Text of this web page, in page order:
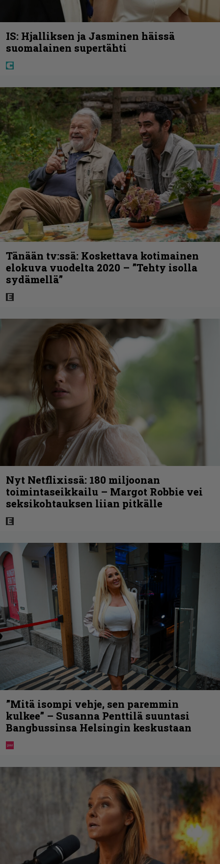
IS: Hjalliksen ja Jasminen häissä
suomalainen supertähti
Tänään tv:ssä: Koskettava kotimainen
elokuva vuodelta 2020 – ”Tehty isolla
sydämellä”
Nyt Netflixissä: 180 miljoonan
toimintaseikkailu – Margot Robbie vei
seksikohtauksen liian pitkälle
”Mitä isompi vehje, sen paremmin
kulkee” – Susanna Penttilä suuntasi
Bangbussinsa Helsingin keskustaan